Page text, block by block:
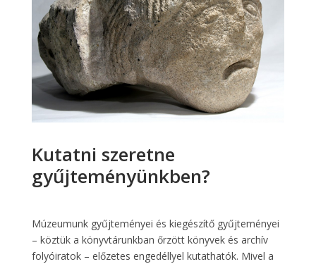
Kutatni szeretne
gyűjteményünkben?
Múzeumunk gyűjteményei és kiegészítő gyűjteményei
– köztük a könyvtárunkban őrzött könyvek és archív
folyóiratok – előzetes engedéllyel kutathatók. Mivel a